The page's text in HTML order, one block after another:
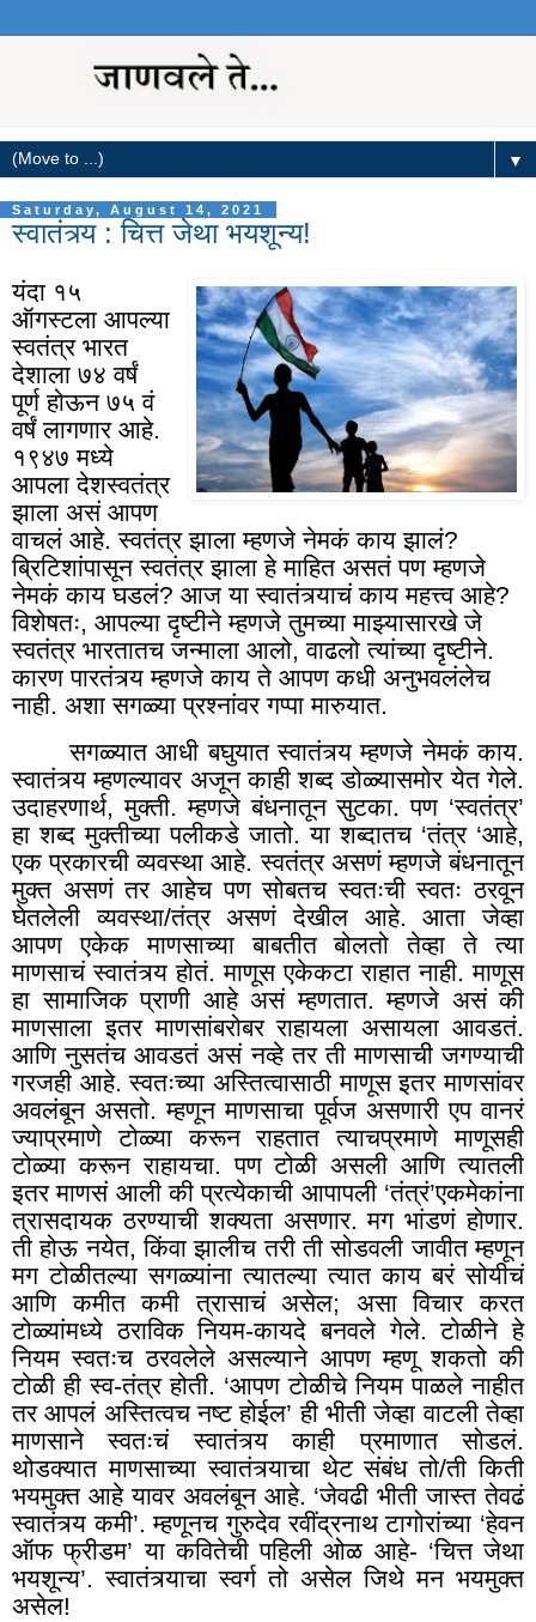
▼
Saturday, August 14, 2021
स्वातंत्र्य : चित्त जेथा भयशून्य!
यंदा १५
ऑगस्टला आपल्या
स्वतंत्र भारत
देशाला ७४ वर्षं
पूर्ण होऊन ७५ वं
वर्षं लागणार आहे.
१९४७ मध्ये
आपला देशस्वतंत्र
झाला असं आपण
वाचलं आहे. स्वतंत्र झाला म्हणजे नेमकं काय झालं?
ब्रिटिशांपासून स्वतंत्र झाला हे माहित असतं पण म्हणजे
नेमकं काय घडलं? आज या स्वातंत्र्याचं काय महत्त्व आहे?
विशेषतः, आपल्या दृष्टीने म्हणजे तुमच्या माझ्यासारखे जे
स्वतंत्र भारतातच जन्माला आलो, वाढलो त्यांच्या दृष्टीने.
कारण पारतंत्र्य म्हणजे काय ते आपण कधी अनुभवलंलेच
नाही. अशा सगळ्या प्रश्नांवर गप्पा मारुयात.
सगळ्यात आधी बघुयात स्वातंत्र्य म्हणजे नेमकं काय.
स्वातंत्र्य म्हणल्यावर अजून काही शब्द डोळ्यासमोर येत गेले.
उदाहरणार्थ, मुक्ती. म्हणजे बंधनातून सुटका. पण ‘स्वतंत्र’
हा शब्द मुक्तीच्या पलीकडे जातो. या शब्दातच ‘तंत्र ‘आहे,
एक प्रकारची व्यवस्था आहे. स्वतंत्र असणं म्हणजे बंधनातून
मुक्त असणं तर आहेच पण सोबतच स्वतःची स्वतः ठरवून
घेतलेली व्यवस्था/तंत्र असणं देखील आहे. आता जेव्हा
आपण एकेक माणसाच्या बाबतीत बोलतो तेव्हा ते त्या
माणसाचं स्वातंत्र्य होतं. माणूस एकेकटा राहात नाही. माणूस
हा सामाजिक प्राणी आहे असं म्हणतात. म्हणजे असं की
माणसाला इतर माणसांबरोबर राहायला असायला आवडतं.
आणि नुसतंच आवडतं असं नव्हे तर ती माणसाची जगण्याची
गरजही आहे. स्वतःच्या अस्तित्वासाठी माणूस इतर माणसांवर
अवलंबून असतो. म्हणून माणसाचा पूर्वज असणारी एप वानरं
ज्याप्रमाणे टोळ्या करून राहतात त्याचप्रमाणे माणूसही
टोळ्या करून राहायचा. पण टोळी असली आणि त्यातली
इतर माणसं आली की प्रत्येकाची आपापली ‘तंत्रं’एकमेकांना
त्रासदायक ठरण्याची शक्यता असणार. मग भांडणं होणार.
ती होऊ नयेत, किंवा झालीच तरी ती सोडवली जावीत म्हणून
मग टोळीतल्या सगळ्यांना त्यातल्या त्यात काय बरं सोयीचं
आणि कमीत कमी त्रासाचं असेल; असा विचार करत
टोळ्यांमध्ये ठराविक नियम-कायदे बनवले गेले. टोळीने हे
नियम स्वतःच ठरवलेले असल्याने आपण म्हणू शकतो की
टोळी ही स्व-तंत्र होती. ‘आपण टोळीचे नियम पाळले नाहीत
तर आपलं अस्तित्वच नष्ट होईल’ ही भीती जेव्हा वाटली तेव्हा
माणसाने स्वतःचं स्वातंत्र्य काही प्रमाणात सोडलं.
थोडक्यात माणसाच्या स्वातंत्र्याचा थेट संबंध तो/ती किती
भयमुक्त आहे यावर अवलंबून आहे. ‘जेवढी भीती जास्त तेवढं
स्वातंत्र्य कमी’. म्हणूनच गुरुदेव रवींद्रनाथ टागोरांच्या ‘हेवन
ऑफ फ्रीडम’ या कवितेची पहिली ओळ आहे- ‘चित्त जेथा
भयशून्य’. स्वातंत्र्याचा स्वर्ग तो असेल जिथे मन भयमुक्त
असेल!